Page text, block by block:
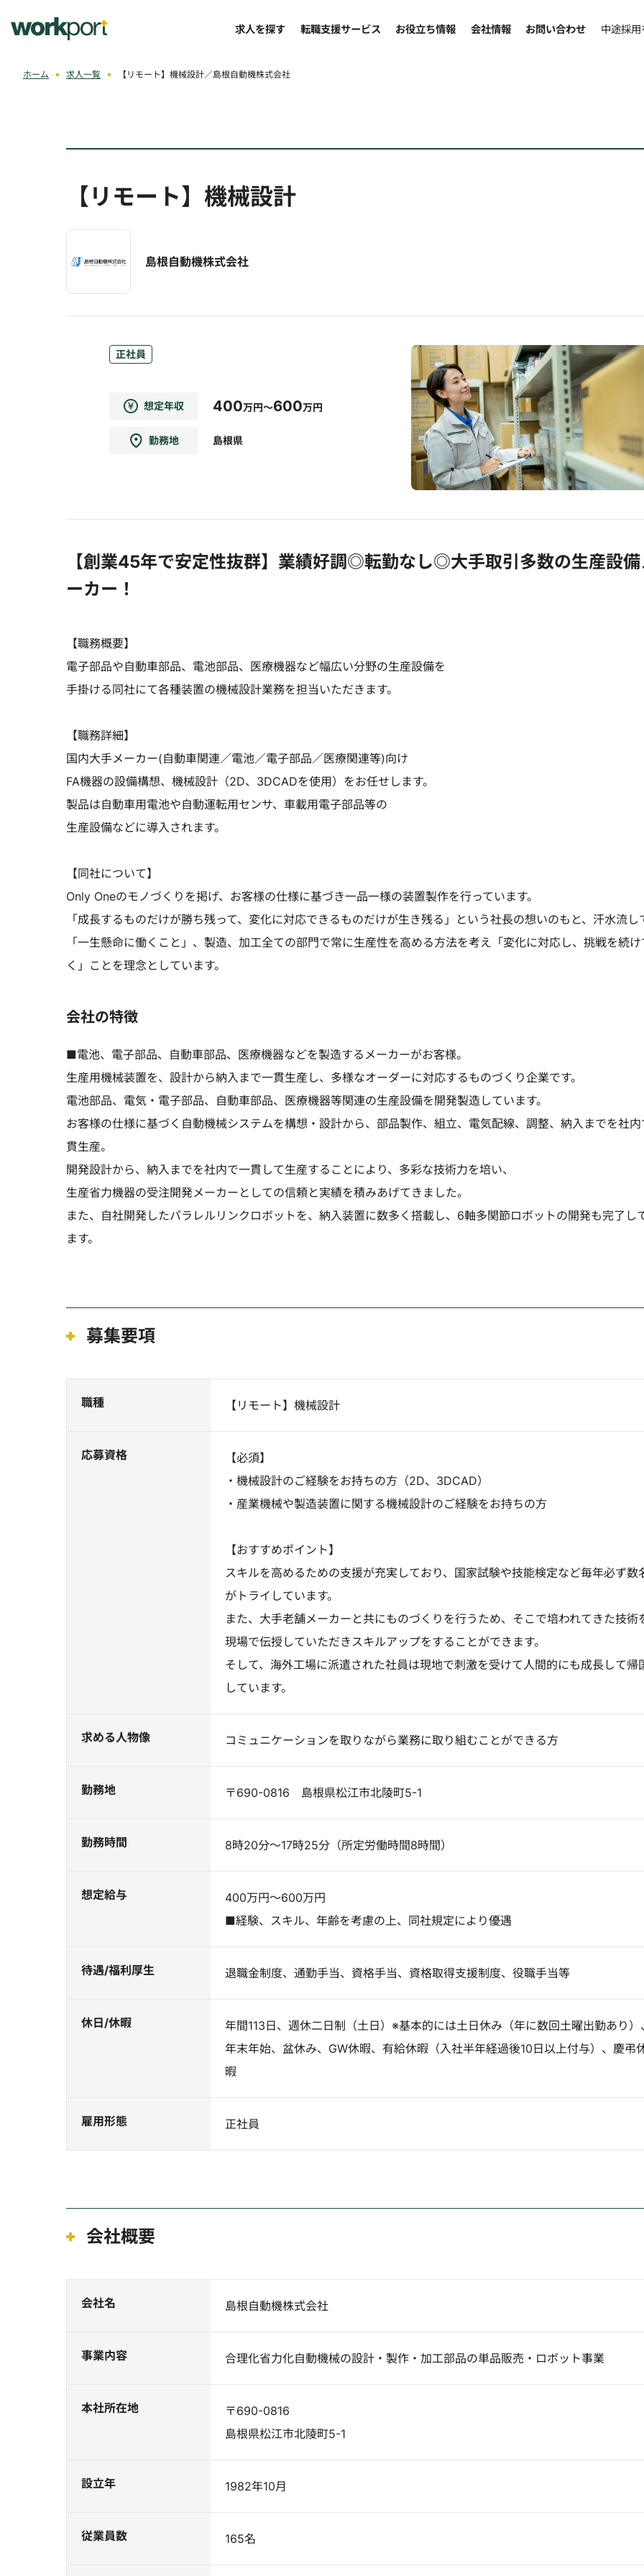
求人を探す 転職支援サービス お役立ち情報 会社情報 お問い合わせ 中途採
ホーム 求人一覧 【リモート】機械設計／島根自動機株式会社
【リモート】機械設計
島根自動機株式会社
正社員
想定年収 400万円～600万円
勤務地 島根県
【創業45年で安定性抜群】業績好調◎転勤なし◎大手取引多数の生産設
ーカー！
【職務概要】
電子部品や自動車部品、電池部品、医療機器など幅広い分野の生産設備を
手掛ける同社にて各種装置の機械設計業務を担当いただきます。
【職務詳細】
国内大手メーカー(自動車関連／電池／電子部品／医療関連等)向け
FA機器の設備構想、機械設計（2D、3DCADを使用）をお任せします。
製品は自動車用電池や自動運転用センサ、車載用電子部品等の
生産設備などに導入されます。
【同社について】
Only Oneのモノづくりを掲げ、お客様の仕様に基づき一品一様の装置製作を行っています。
「成長するものだけが勝ち残って、変化に対応できるものだけが生き残る」という社長の想いのもと、汗水流し
「一生懸命に働くこと」、製造、加工全ての部門で常に生産性を高める方法を考え「変化に対応し、挑戦を続
く」ことを理念としています。
会社の特徴
■電池、電子部品、自動車部品、医療機器などを製造するメーカーがお客様。
生産用機械装置を、設計から納入まで一貫生産し、多様なオーダーに対応するものづくり企業です。
電池部品、電気・電子部品、自動車部品、医療機器等関連の生産設備を開発製造しています。
お客様の仕様に基づく自動機械システムを構想・設計から、部品製作、組立、電気配線、調整、納入までを社内
貫生産。
開発設計から、納入までを社内で一貫して生産することにより、多彩な技術力を培い、
生産省力機器の受注開発メーカーとしての信頼と実績を積みあげてきました。
また、自社開発したパラレルリンクロボットを、納入装置に数多く搭載し、6軸多関節ロボットの開発も完了し
ます。
募集要項
職種 【リモート】機械設計
応募資格
【必須】
・機械設計のご経験をお持ちの方（2D、3DCAD）
・産業機械や製造装置に関する機械設計のご経験をお持ちの方
【おすすめポイント】
スキルを高めるための支援が充実しており、国家試験や技能検定など毎年必ず数
がトライしています。
また、大手老舗メーカーと共にものづくりを行うため、そこで培われてきた技術
現場で伝授していただきスキルアップをすることができます。
そして、海外工場に派遣された社員は現地で刺激を受けて人間的にも成長して帰
しています。
求める人物像 コミュニケーションを取りながら業務に取り組むことができる方
勤務地 〒690-0816 島根県松江市北陵町5-1
勤務時間 8時20分～17時25分（所定労働時間8時間）
想定給与
400万円～600万円
■経験、スキル、年齢を考慮の上、同社規定により優遇
待遇/福利厚生 退職金制度、通勤手当、資格手当、資格取得支援制度、役職手当等
休日/休暇
年間113日、週休二日制（土日）※基本的には土日休み（年に数回土曜出勤あり）
年末年始、盆休み、GW休暇、有給休暇（入社半年経過後10日以上付与）、慶弔
暇
雇用形態 正社員
会社概要
会社名 島根自動機株式会社
事業内容 合理化省力化自動機械の設計・製作・加工部品の単品販売・ロボット事業
本社所在地
〒690-0816
島根県松江市北陵町5-1
設立年 1982年10月
従業員数 165名